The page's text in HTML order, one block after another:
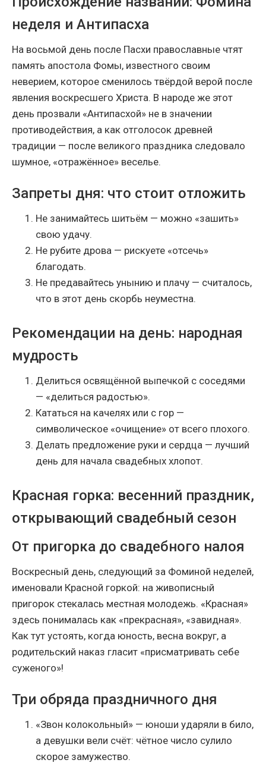
неделя и Антипасха
На восьмой день после Пасхи православные чтят
память апостола Фомы, известного своим
неверием, которое сменилось твёрдой верой после
явления воскресшего Христа. В народе же этот
день прозвали «Антипасхой» не в значении
противодействия, а как отголосок древней
традиции — после великого праздника следовало
шумное, «отражённое» веселье.
Запреты дня: что стоит отложить
Не занимайтесь шитьём — можно «зашить»
свою удачу.
Не рубите дрова — рискуете «отсечь»
благодать.
Не предавайтесь унынию и плачу — считалось,
что в этот день скорбь неуместна.
Рекомендации на день: народная
мудрость
Делиться освящённой выпечкой с соседями
— «делиться радостью».
Кататься на качелях или с гор —
символическое «очищение» от всего плохого.
Делать предложение руки и сердца — лучший
день для начала свадебных хлопот.
Красная горка: весенний праздник,
открывающий свадебный сезон
От пригорка до свадебного налоя
Воскресный день, следующий за Фоминой неделей,
именовали Красной горкой: на живописный
пригорок стекалась местная молодежь. «Красная»
здесь понималась как «прекрасная», «завидная».
Как тут устоять, когда юность, весна вокруг, а
родительский наказ гласит «присматривать себе
суженого»!
Три обряда праздничного дня
«Звон колокольный» — юноши ударяли в било,
а девушки вели счёт: чётное число сулило
скорое замужество.